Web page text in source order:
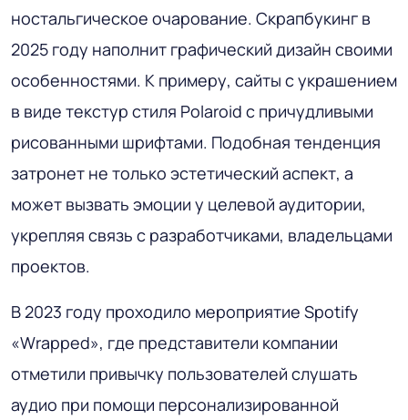
ностальгическое очарование. Скрапбукинг в
2025 году наполнит графический дизайн своими
особенностями. К примеру, сайты с украшением
в виде текстур стиля Polaroid с причудливыми
рисованными шрифтами. Подобная тенденция
затронет не только эстетический аспект, а
может вызвать эмоции у целевой аудитории,
укрепляя связь с разработчиками, владельцами
проектов.
В 2023 году проходило мероприятие Spotify
«Wrapped», где представители компании
отметили привычку пользователей слушать
аудио при помощи персонализированной